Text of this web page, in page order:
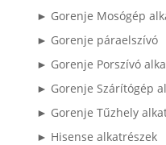
► Gorenje Mosógép
► Gorenje páraelszívó
► Gorenje Porszívó
► Gorenje Szárítógép
► Gorenje Tűzhely
► Hisense alkatrészek